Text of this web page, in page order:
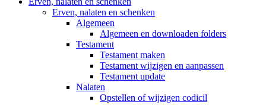
Erven, nalaten en schenken
Algemeen
Algemeen en downloaden folders
Testament
Testament maken
Testament wijzigen en aanpassen
Testament update
Nalaten
Opstellen of wijzigen codicil